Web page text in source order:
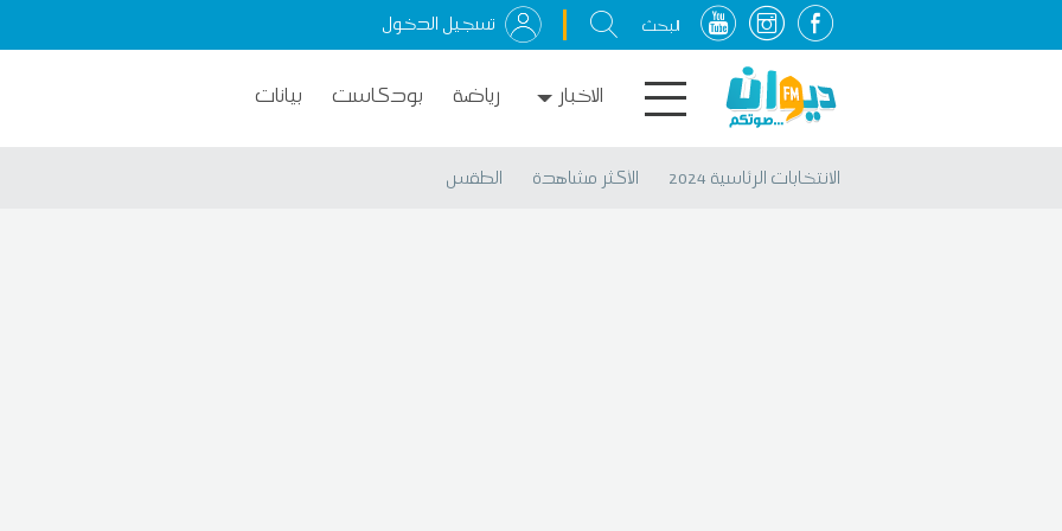
تسجيل الدخول
الاخبار رياضة بودكاست بيانات
الانتخابات الرئاسية 2024 الأكثر مشاهدة الطقس